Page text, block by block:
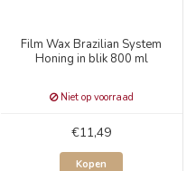
Film Wax Brazilian System
Honing in blik 800 ml
Niet op voorraad
€11,49
Kopen